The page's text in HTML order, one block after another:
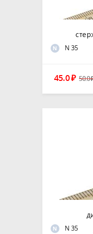
N N 35
45.0₽ 50.0
N N 35